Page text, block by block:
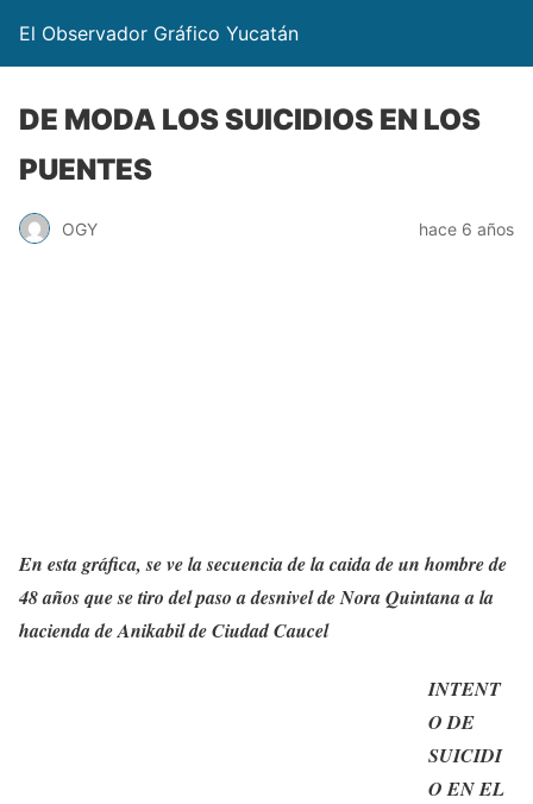
El Observador Gráfico Yucatán
DE MODA LOS SUICIDIOS EN LOS
PUENTES
OGY hace 6 años
En esta gráfica, se ve la secuencia de la caida de un hombre de
48 años que se tiro del paso a desnivel de Nora Quintana a la
hacienda de Anikabil de Ciudad Caucel
INTENT
O DE
SUICIDI
O EN EL